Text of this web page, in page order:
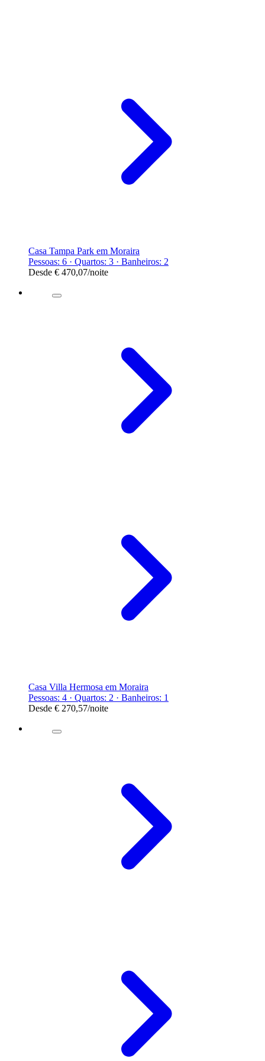
Casa Tampa Park em Moraira
Pessoas: 6 · Quartos: 3 · Banheiros: 2
Desde € 470,07/noite
Casa Villa Hermosa em Moraira
Pessoas: 4 · Quartos: 2 · Banheiros: 1
Desde € 270,57/noite